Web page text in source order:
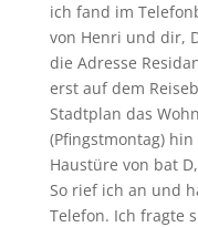
ich fand im
von Henri und dir,
die Adresse
erst auf dem
Stadtplan das
(Pfingstmontag)
Haustüre von bat
So rief ich an und
Telefon. Ich fragte